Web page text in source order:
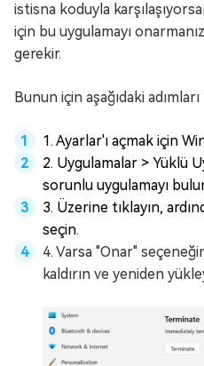
istisna koduyla
için bu uygulamayı
gerekir.
Bunun için aşağıdaki
1. Ayarlar'ı açmak için
2. Uygulamalar > Yüklü
sorunlu uygulamayı
3. Üzerine tıklayın,
seçin.
4. Varsa "Onar"
kaldırın ve yeniden